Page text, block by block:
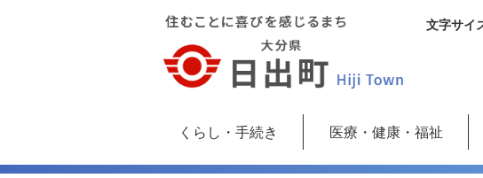
文字サイ
くらし・手続き 医療・健康・福祉